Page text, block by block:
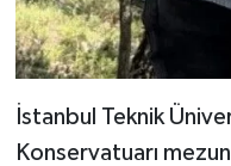
İstanbul Teknik
Konservatuarı